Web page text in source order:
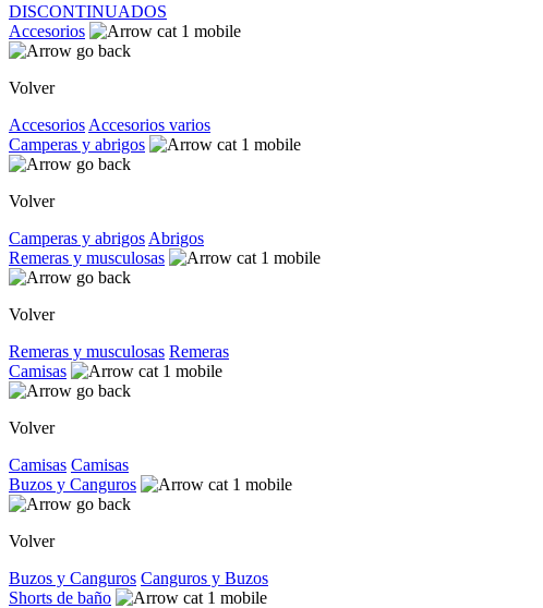
DISCONTINUADOS
Accesorios
Volver
Accesorios Accesorios varios
Camperas y abrigos
Volver
Camperas y abrigos Abrigos
Remeras y musculosas
Volver
Remeras y musculosas Remeras
Camisas
Volver
Camisas Camisas
Buzos y Canguros
Volver
Buzos y Canguros Canguros y Buzos
Shorts de baño